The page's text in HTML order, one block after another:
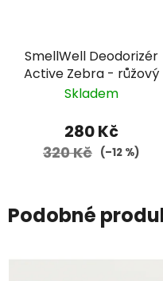
SmellWell Deodorizér
Active Zebra - růžový
Skladem
280 Kč
320 Kč (–12 %)
Podobné